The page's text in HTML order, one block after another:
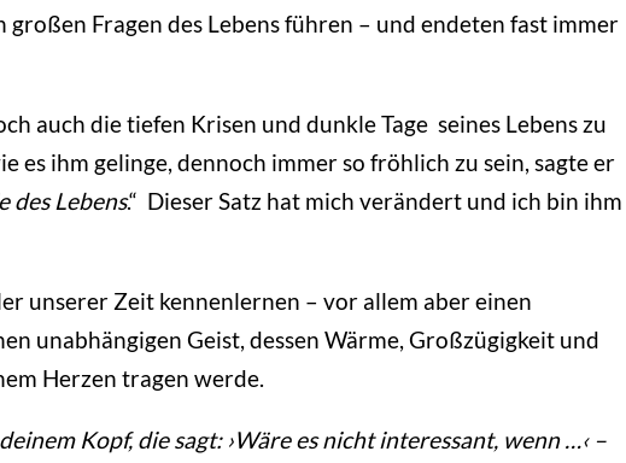
Fragen des Lebens führen – und endeten fast immer
auch die tiefen Krisen und dunkle Tage seines Lebens zu
es ihm gelinge, dennoch immer so fröhlich zu sein, sagte er
des Lebens.“ Dieser Satz hat mich verändert und ich bin ihm
unserer Zeit kennenlernen – vor allem aber einen
unabhängigen Geist, dessen Wärme, Großzügigkeit und
Herzen tragen werde.
Kopf, die sagt: ›Wäre es nicht interessant, wenn …‹ –